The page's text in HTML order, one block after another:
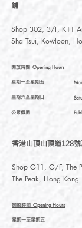
鋪
Shop 302, 3/F, K11
Sha Tsui, Kowloon,
開放時間 Opening Hours
星期一至星期五
星期六至星期日
公眾假期
香港山頂山頂道128
Shop G11, G/F, The
The Peak, Hong Kong
開放時間 Opening Hours
星期一至星期五